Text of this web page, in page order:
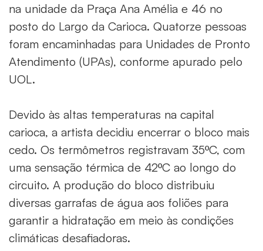
na unidade da Praça Ana Amélia e 46 no
posto do Largo da Carioca. Quatorze pessoas
foram encaminhadas para Unidades de Pronto
Atendimento (UPAs), conforme apurado pelo
UOL.
Devido às altas temperaturas na capital
carioca, a artista decidiu encerrar o bloco mais
cedo. Os termômetros registravam 35ºC, com
uma sensação térmica de 42ºC ao longo do
circuito. A produção do bloco distribuiu
diversas garrafas de água aos foliões para
garantir a hidratação em meio às condições
climáticas desafiadoras.